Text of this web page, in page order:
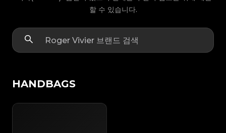
할 수 있습니다.
HANDBAGS